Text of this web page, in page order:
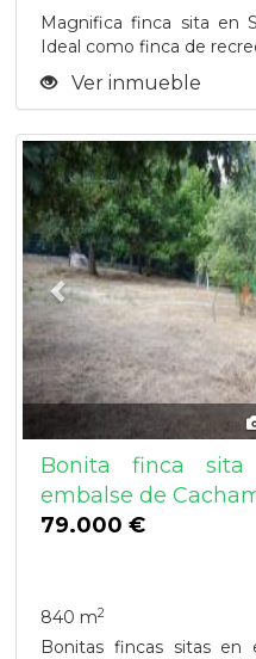
Magnifica finca sita en
Ideal como finca de
Ver inmueble
Previous
Bonita finca
embalse de
79.000 €
840 m2
Bonitas fincas sitas